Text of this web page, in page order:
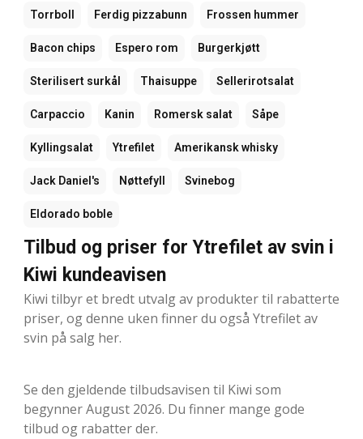
Torrboll Ferdig pizzabunn Frossen hummer
Bacon chips Espero rom Burgerkjøtt
Sterilisert surkål Thaisuppe Sellerirotsalat
Carpaccio Kanin Romersk salat Såpe
Kyllingsalat Ytrefilet Amerikansk whisky
Jack Daniel's Nøttefyll Svinebog
Eldorado boble
Tilbud og priser for Ytrefilet av svin i
Kiwi kundeavisen
Kiwi tilbyr et bredt utvalg av produkter til rabatterte
priser, og denne uken finner du også Ytrefilet av
svin på salg her.
Se den gjeldende tilbudsavisen til Kiwi som
begynner August 2026. Du finner mange gode
tilbud og rabatter der.